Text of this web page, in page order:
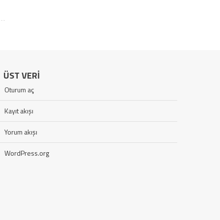
ÜST VERI
Oturum aç
Kayıt akışı
Yorum akışı
WordPress.org